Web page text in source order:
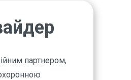
партнером,